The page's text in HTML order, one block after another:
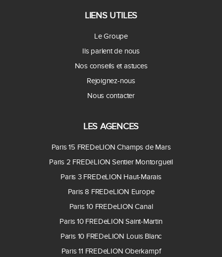
LIENS UTILES
Le Groupe
Ils parlent de nous
Nos conseils et astuces
Rejoignez-nous
Nous contacter
LES AGENCES
Paris 15 FREDeLION Champs de Mars
Paris 2 FREDēLION Sentier Montorgueil
Paris 3 FREDeLION Haut-Marais
Paris 8 FREDeLION Europe
Paris 10 FREDeLION Canal
Paris 10 FREDeLION Saint-Martin
Paris 10 FREDeLION Louis Blanc
Paris 11 FREDeLION Oberkampf